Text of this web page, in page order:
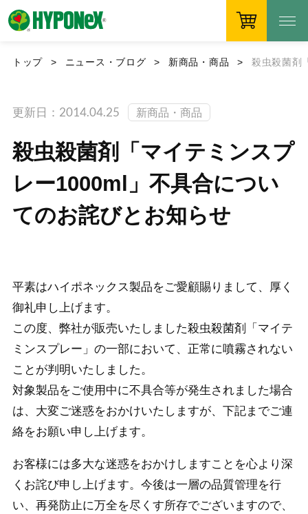
トップ ニュース・ブログ 新商品・商品 殺虫殺菌剤
更新日：2014.04.25 新商品・商品
殺虫殺菌剤「マイテミンスプ
レー1000ml」不具合につい
てのお詫びとお知らせ
平素はハイポネックス製品をご愛顧賜りまして、厚く
御礼申し上げます。
この度、弊社が販売いたしました殺虫殺菌剤「マイテ
ミンスプレー」の一部において、正常に噴霧されない
ことが判明いたしました。
対象製品をご使用中に不具合等が発生されました場合
は、大変ご迷惑をおかけいたしますが、下記までご連
絡をお願い申し上げます。
お客様には多大な迷惑をおかけしますことを心より深
くお詫び申し上げます。今後は一層の品質管理を行
い、再発防止に万全を尽くす所存でございますので、